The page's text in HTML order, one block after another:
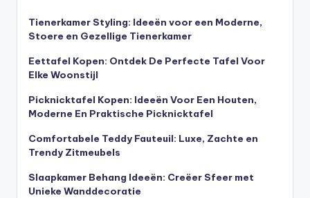
Tienerkamer Styling: Ideeën voor een Moderne,
Stoere en Gezellige Tienerkamer
Eettafel Kopen: Ontdek De Perfecte Tafel Voor
Elke Woonstijl
Picknicktafel Kopen: Ideeën Voor Een Houten,
Moderne En Praktische Picknicktafel
Comfortabele Teddy Fauteuil: Luxe, Zachte en
Trendy Zitmeubels
Slaapkamer Behang Ideeën: Creëer Sfeer met
Unieke Wanddecoratie